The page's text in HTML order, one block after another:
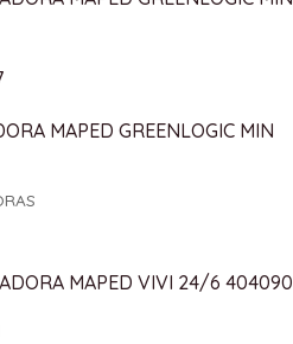
MAPED GREENLOGIC MIN